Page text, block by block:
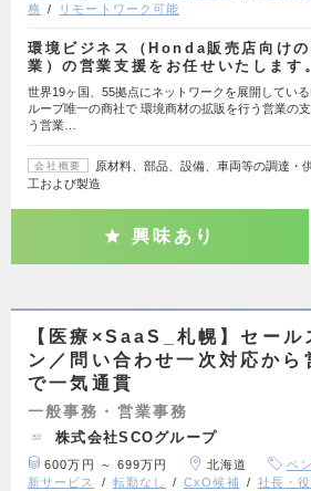
務
リモートワーク可能
環境ビジネス（Honda販売店向けの
業）の営業支援をお任せいたします
世界19ヶ国、55拠点にネットワークを展開してい
ループ唯一の商社で 環境商材の拡販を行う営業の
う営業…
会社概要
原材料、部品、設備、車両等の調達・
工および製造
興味あり
【医療×SaaS_札幌】セール
ン／問い合わせ一次対応から
で一気通貫
一般事務・営業事務
株式会社SCOグループ
600万円 ～ 699万円 北海道 ベ
新サービス
転勤なし CxO候補 社長・